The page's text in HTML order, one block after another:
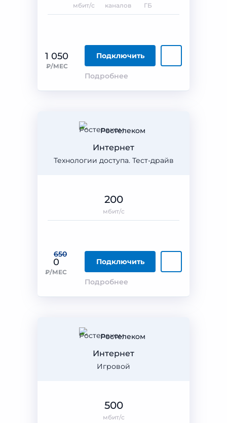
1 050
₽/МЕС
Подключить
Подробнее
мбит/с каналов ГБ
Ростелеком
Технологии доступа. Тест-драйв
Интернет
650
0
₽/МЕС
Подключить
Подробнее
200
мбит/с
Ростелеком
Игровой
Интернет
500
мбит/с